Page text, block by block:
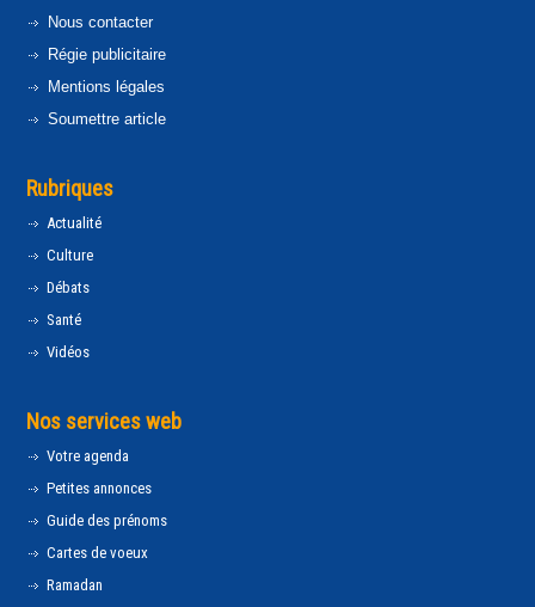
Nous contacter
Régie publicitaire
Mentions légales
Soumettre article
Rubriques
Actualité
Culture
Débats
Santé
Vidéos
Nos services web
Votre agenda
Petites annonces
Guide des prénoms
Cartes de voeux
Ramadan